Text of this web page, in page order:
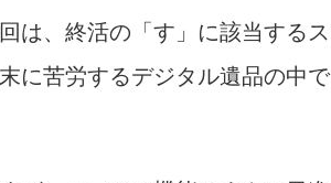
は、終活の「す」に該当するス
に苦労するデジタル遺品の中